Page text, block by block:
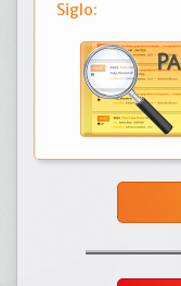
Siglo: